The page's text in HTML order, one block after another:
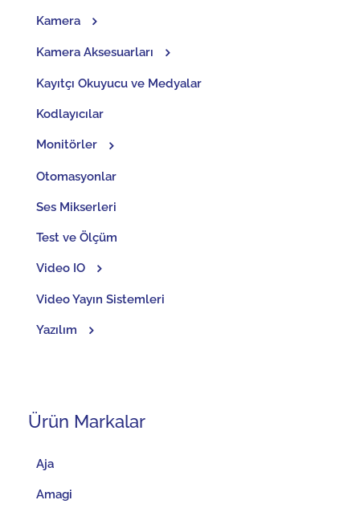
Kamera
Kamera Aksesuarları
Kayıtçı Okuyucu ve Medyalar
Kodlayıcılar
Monitörler
Otomasyonlar
Ses Mikserleri
Test ve Ölçüm
Video IO
Video Yayın Sistemleri
Yazılım
Ürün Markalar
Aja
Amagi